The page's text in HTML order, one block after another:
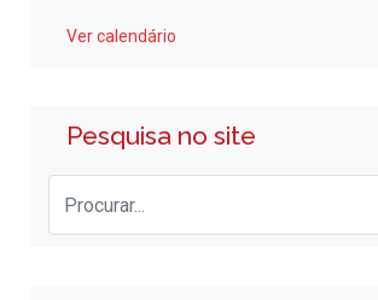
Ver calendário
Pesquisa no site